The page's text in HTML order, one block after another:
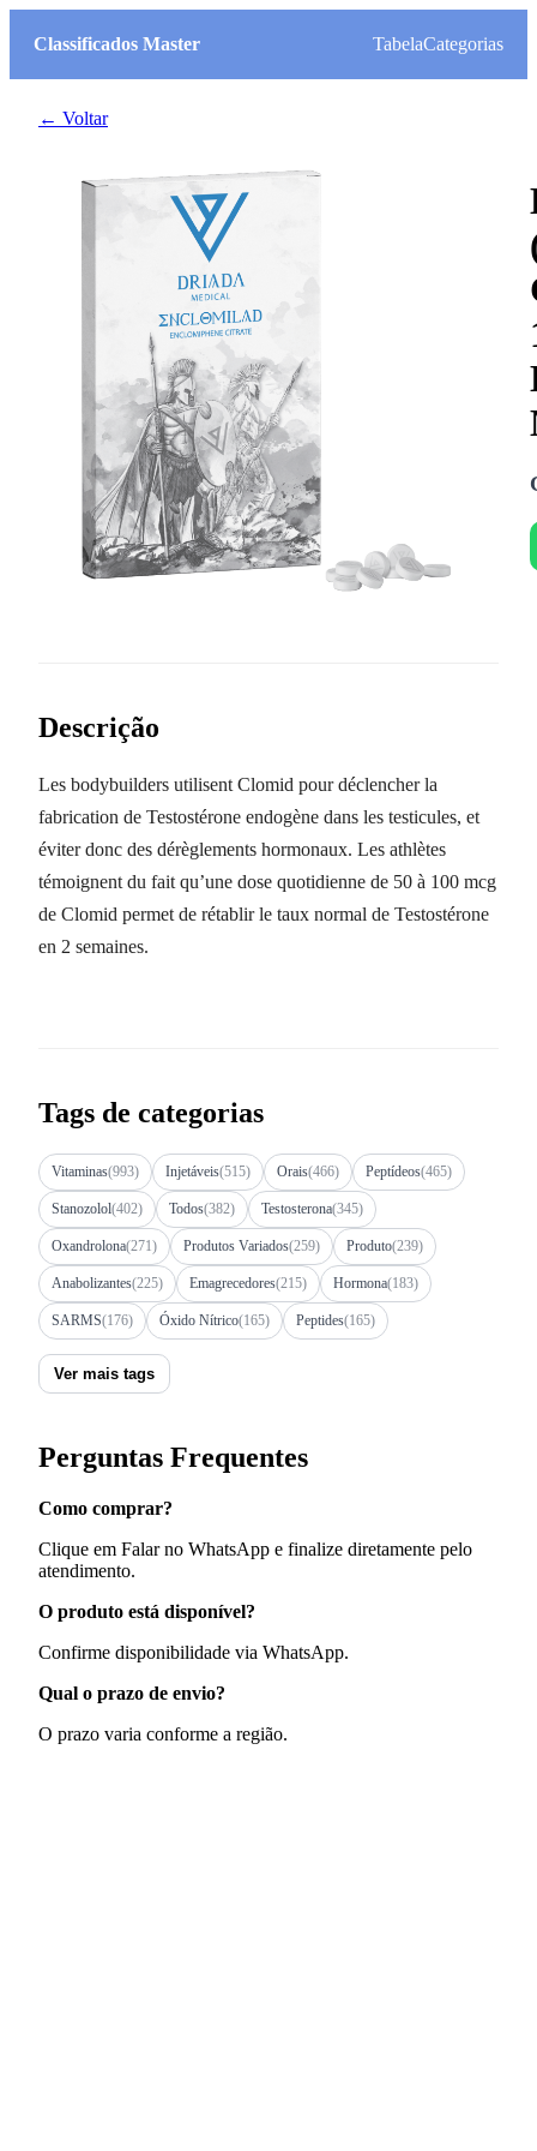
Classificados Master TabelaCategorias
← Voltar
Descrição
Les bodybuilders utilisent Clomid pour déclencher la
fabrication de Testostérone endogène dans les testicules, et
éviter donc des dérèglements hormonaux. Les athlètes
témoignent du fait qu’une dose quotidienne de 50 à 100 mcg
de Clomid permet de rétablir le taux normal de Testostérone
en 2 semaines.
Tags de categorias
Vitaminas(993) Injetáveis(515) Orais(466) Peptídeos(465)
Stanozolol(402) Todos(382) Testosterona(345)
Oxandrolona(271) Produtos Variados(259) Produto(239)
Anabolizantes(225) Emagrecedores(215) Hormona(183)
SARMS(176) Óxido Nítrico(165) Peptides(165)
Ver mais tags
Perguntas Frequentes
Como comprar?
Clique em Falar no WhatsApp e finalize diretamente pelo
atendimento.
O produto está disponível?
Confirme disponibilidade via WhatsApp.
Qual o prazo de envio?
O prazo varia conforme a região.